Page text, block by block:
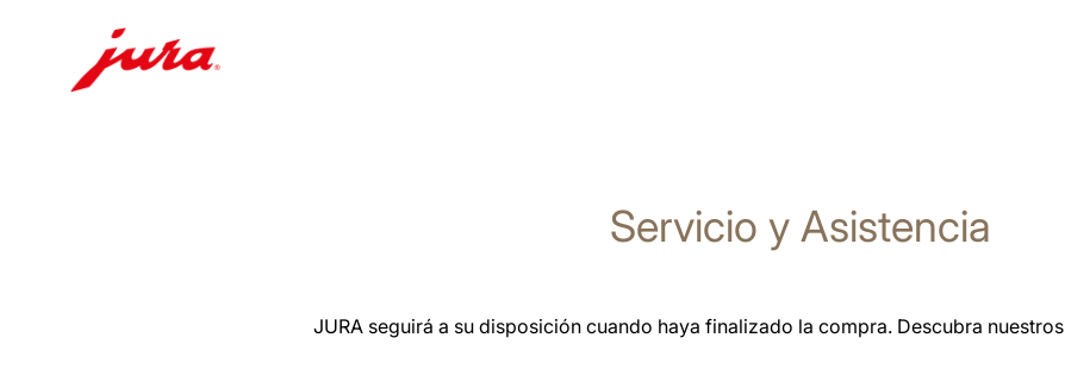
Servicio y Asistencia
JURA seguirá a su disposición cuando haya finalizado la compra. Descubra